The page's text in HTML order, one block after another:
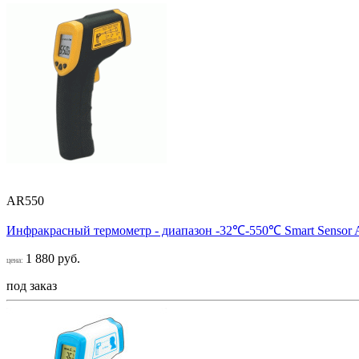
AR550
Инфракрасный термометр - диапазон -32℃-550℃ Smart Sensor
цена: 1 880 руб.
под заказ